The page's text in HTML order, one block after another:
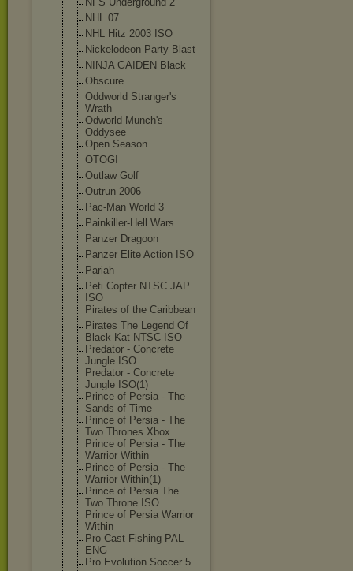
NHL 07
NHL Hitz 2003 ISO
Nickelodeon Party Blast
NINJA GAIDEN Black
Obscure
Oddworld Stranger's
Wrath
Odworld Munch's
Oddysee
Open Season
OTOGI
Outlaw Golf
Outrun 2006
Pac-Man World 3
Painkiller-Hel
l Wars
Panzer Dragoon
Panzer Elite Action ISO
Pariah
Peti Copter NTSC JAP
ISO
Pirates of the Caribbean
Pirates The Legend Of
Black Kat NTSC ISO
Predator - Concrete
Jungle ISO
Predator - Concrete
Jungle ISO(1)
Prince of Persia - The
Sands of Time
Prince of Persia - The
Two Thrones Xbox
Prince of Persia - The
Warrior Within
Prince of Persia - The
Warrior Within(1)
Prince of Persia The
Two Throne ISO
Prince of Persia Warrior
Within
Pro Cast Fishing PAL
ENG
Pro Evolution Soccer 5